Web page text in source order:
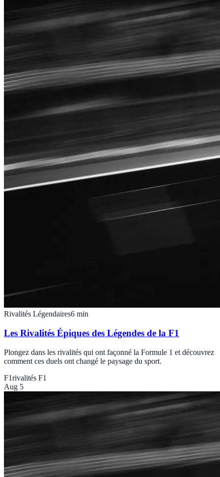
Rivalités Légendaires6 min
Les Rivalités Épiques des Légendes de la F1
Plongez dans les rivalités qui ont façonné la Formule 1 et découvrez
comment ces duels ont changé le paysage du sport.
F1rivalités F1
Aug 5